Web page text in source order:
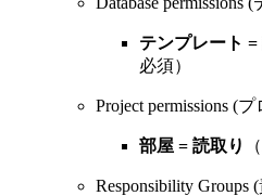
テンプレート =
必須）
Project permissions (
部屋 = 読取り
Responsibility Groups